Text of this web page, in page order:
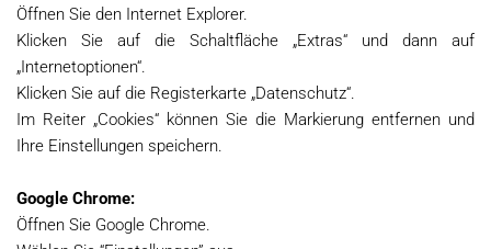
Öffnen Sie den Internet Explorer.
Klicken Sie auf die Schaltfläche „Extras“ und dann auf
„Internetoptionen“.
Klicken Sie auf die Registerkarte „Datenschutz“.
Im Reiter „Cookies“ können Sie die Markierung entfernen und
Ihre Einstellungen speichern.
Google Chrome:
Öffnen Sie Google Chrome.